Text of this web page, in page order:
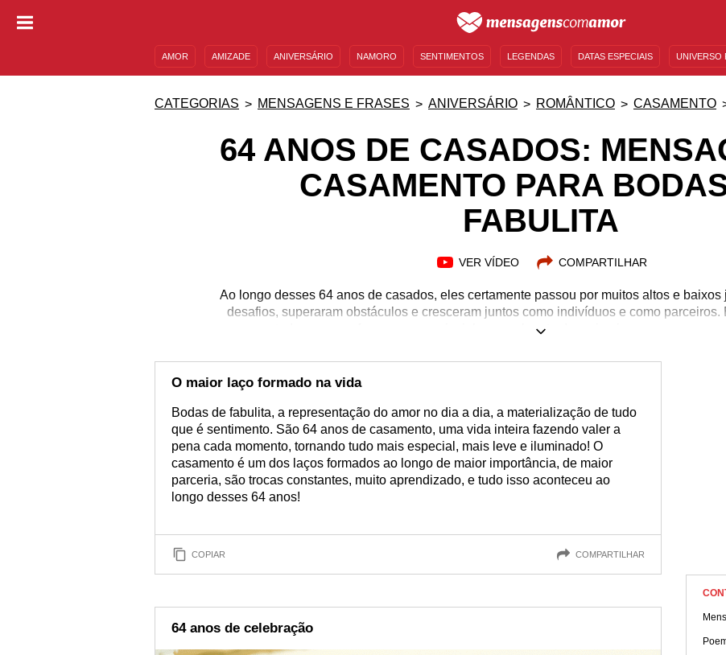
AMOR AMIZADE ANIVERSÁRIO NAMORO SENTIMENTOS LEGENDAS DATAS ESPECIAIS UNIVERSO
CATEGORIAS MENSAGENS E FRASES ANIVERSÁRIO ROMÂNTICO CASAMENTO
64 ANOS DE CASADOS:
CASAMENTO PARA
FABULITA
VER VÍDEO COMPARTILHAR
Ao longo desses 64 anos de casados, eles certamente passou por muitos altos e baixos
desafios, superaram obstáculos e cresceram juntos como indivíduos e como parceiros.
amor em todas as suas formas: o amor jovial e empolgante dos primeiros anos, o amor
tal utilizar esse momento lindo para celebrar com as mais belas mensagens que
em poucas palavras? Veja esta página, leia e compartilhe mensagens para
O maior laço formado na vida
Bodas de fabulita, a representação do amor no dia a dia, a materialização de tudo
que é sentimento. São 64 anos de casamento, uma vida inteira fazendo valer a
pena cada momento, tornando tudo mais especial, mais leve e iluminado! O
casamento é um dos laços formados ao longo de maior importância, de maior
parceria, são trocas constantes, muito aprendizado, e tudo isso aconteceu ao
longo desses 64 anos!
COPIAR COMPARTILHAR
64 anos de celebração